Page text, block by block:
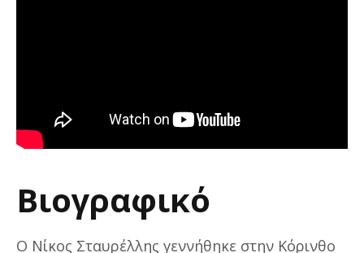
Βιογραφικό
Ο Νίκος Σταυρέλλης γεννήθηκε στην Κόρινθο